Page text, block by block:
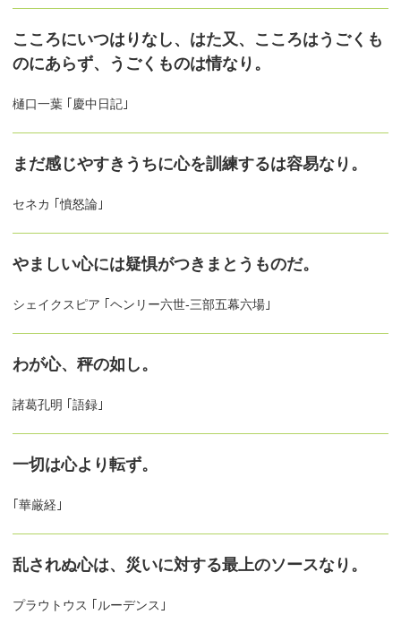
こころにいつはりなし、はた又、こころはうごくも
のにあらず、うごくものは情なり。
樋口一葉 ｢慶中日記｣
まだ感じやすきうちに心を訓練するは容易なり。
セネカ ｢憤怒論｣
やましい心には疑惧がつきまとうものだ。
シェイクスピア ｢ヘンリー六世-三部五幕六場｣
わが心、秤の如し。
諸葛孔明 ｢語録｣
一切は心より転ず。
｢華厳経｣
乱されぬ心は、災いに対する最上のソースなり。
プラウトウス ｢ルーデンス｣